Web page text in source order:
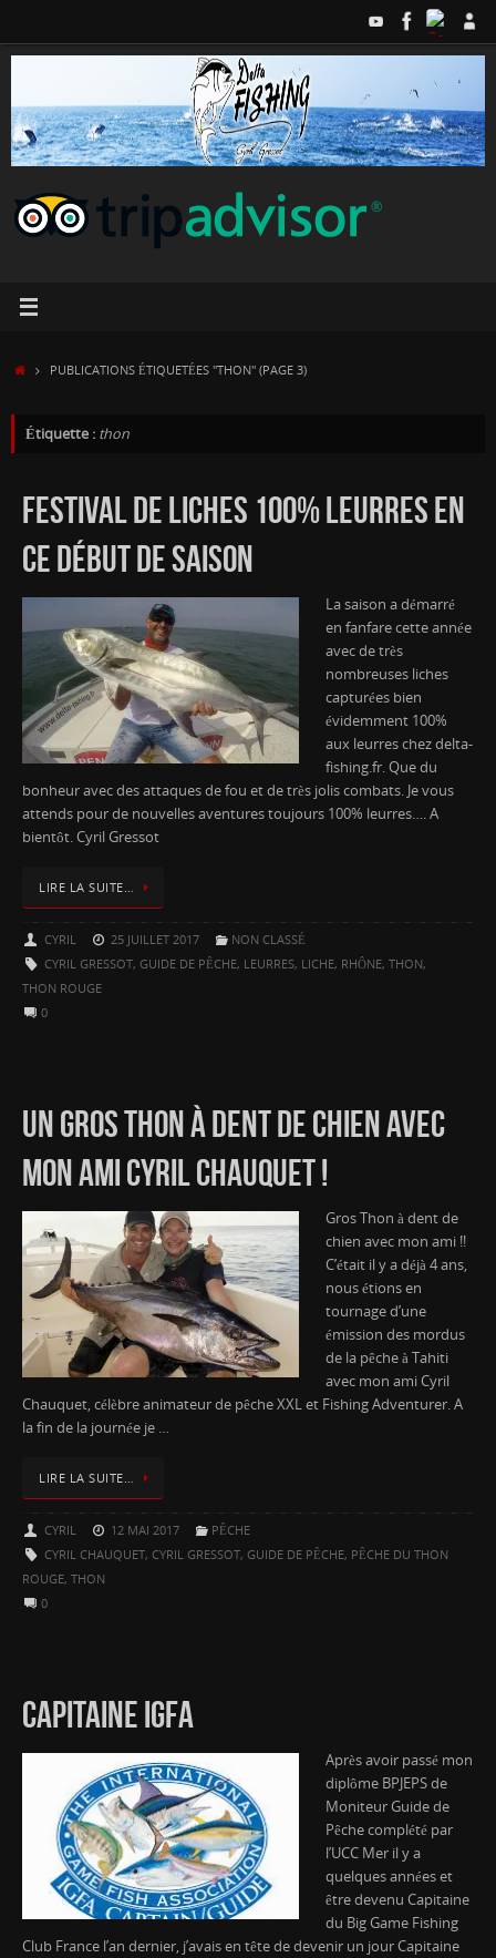
contenu
ACCUEIL
PUBLICATIONS ÉTIQUETÉES "THON"(PAGE 3)
Étiquette : thon
FESTIVAL DE LICHES 100% LEURRES EN
CE DÉBUT DE SAISON
La saison a démarré
en fanfare cette année
avec de très
nombreuses liches
capturées bien
évidemment 100%
aux leurres chez delta-
fishing.fr. Que du
bonheur avec des attaques de fou et de très jolis combats. Je vous
attends pour de nouvelles aventures toujours 100% leurres…. A
bientôt. Cyril Gressot
LIRE LA SUITE…
CYRIL 25 JUILLET 2017
NON CLASSÉ
CYRIL GRESSOT, GUIDE DE PÊCHE, LEURRES, LICHE, RHÔNE, THON,
THON ROUGE
0
UN GROS THON À DENT DE CHIEN AVEC
MON AMI CYRIL CHAUQUET !
Gros Thon à dent de
chien avec mon ami !!
C’était il y a déjà 4 ans,
nous étions en
tournage d’une
émission des mordus
de la pêche à Tahiti
avec mon ami Cyril
Chauquet, célèbre animateur de pêche XXL et Fishing Adventurer. A
la fin de la journée je …
LIRE LA SUITE…
CYRIL 12 MAI 2017
PÊCHE
CYRIL CHAUQUET, CYRIL GRESSOT, GUIDE DE PÊCHE, PÊCHE DU THON
ROUGE, THON
0
CAPITAINE IGFA
Après avoir passé mon
diplôme BPJEPS de
Moniteur Guide de
Pêche complété par
l’UCC Mer il y a
quelques années et
être devenu Capitaine
du Big Game Fishing
Club France l’an dernier, j’avais en tête de devenir un jour Capitaine